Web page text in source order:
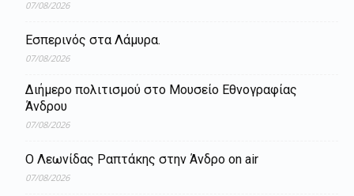
07/08/2026
Εσπερινός στα Λάμυρα.
07/08/2026
Διήμερο πολιτισμού στο Μουσείο Εθνογραφίας
Άνδρου
07/08/2026
Ο Λεωνίδας Ραπτάκης στην Άνδρο on air
07/08/2026